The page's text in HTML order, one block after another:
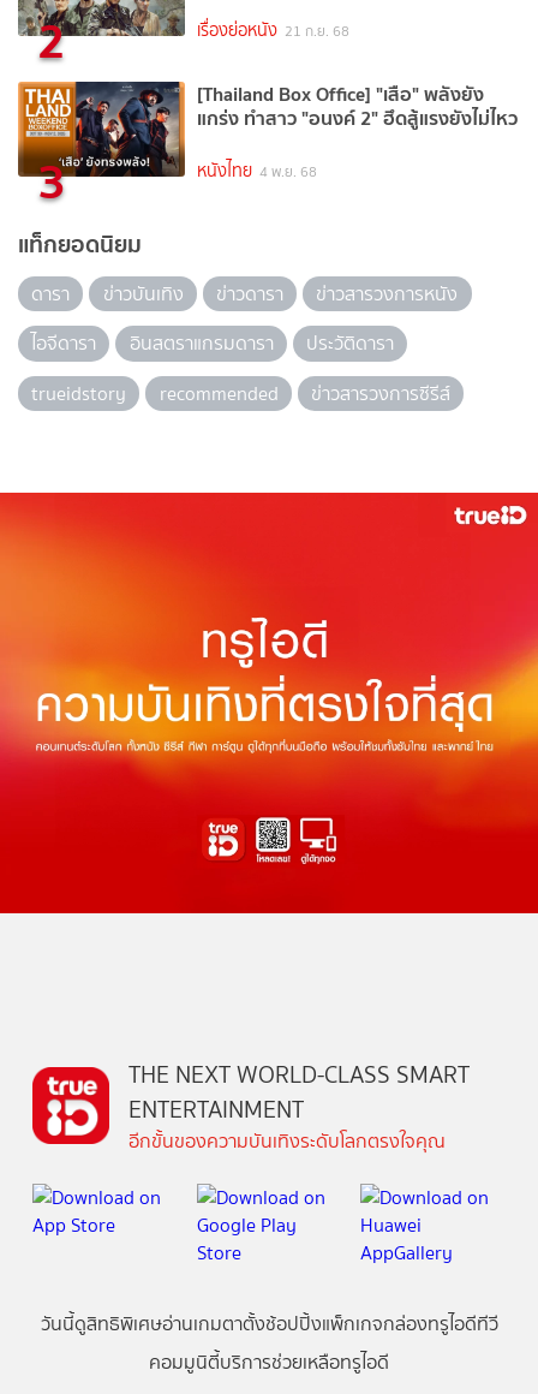
2 เรื่องย่อหนัง 21 ก.ย. 68
3
[Thailand Box Office] "เสือ" พลังยัง
แกร่ง ทำสาว "อนงค์ 2" ฮึดสู้แรงยังไม่ไหว
หนังไทย 4 พ.ย. 68
แท็กยอดนิยม
ดารา ข่าวบันเทิง ข่าวดารา
ข่าวสารวงการหนัง
ไอจีดารา
อินสตราแกรมดารา
ประวัติดารา
trueidstory
recommended ข่าวสารวงการซีรีส์
THE NEXT WORLD-CLASS SMART
ENTERTAINMENT
อีกขั้นของความบันเทิงระดับโลกตรงใจคุณ
วันนี้ดูสิทธิพิเศษอ่านเกมตาตั้งช้อปปิ้งแพ็กเกจกล่องทรูไอดีทีวี
คอมมูนิตี้บริการช่วยเหลือทรูไอดี